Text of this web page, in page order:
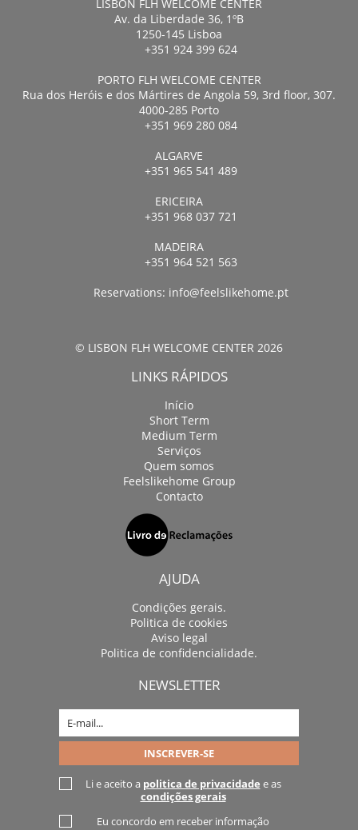
LISBON FLH WELCOME CENTER
Av. da Liberdade 36, 1ºB
1250-145 Lisboa
+351 924 399 624
PORTO FLH WELCOME CENTER
Rua dos Heróis e dos Mártires de Angola 59, 3rd floor, 307.
4000-285 Porto
+351 969 280 084
ALGARVE
+351 965 541 489
ERICEIRA
+351 968 037 721
MADEIRA
+351 964 521 563
Reservations: info@feelslikehome.pt
© LISBON FLH WELCOME CENTER 2026
LINKS RÁPIDOS
Início
Short Term
Medium Term
Serviços
Quem somos
Feelslikehome Group
Contacto
AJUDA
Condições gerais.
Politica de cookies
Aviso legal
Politica de confidencialidade.
NEWSLETTER
Li e aceito a politica de privacidade e as
condições gerais
Eu concordo em receber informação